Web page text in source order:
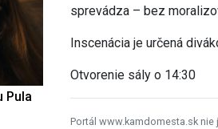
Pula
sprevádza – bez
Inscenácia je určená
Otvorenie sály o 14:30
Portál www.kamdomesta.sk